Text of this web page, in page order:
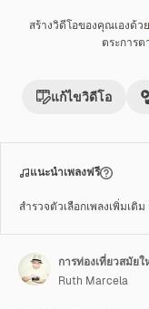
พรีเมี่ยม
สร้างวิดีโอของคุณเองด้วย
ตระการ
แก้ไขวิดีโอ
แนะนำเพลงฟรี
สำรวจตัวเลือกเพลงเพิ่มเติม
Ruth Marcela